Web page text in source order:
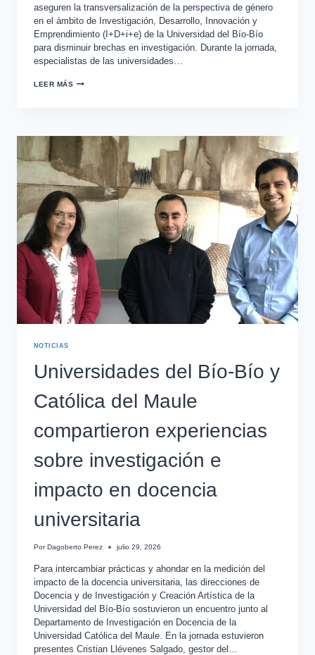
aseguren la transversalización de la perspectiva de género
en el ámbito de Investigación, Desarrollo, Innovación y
Emprendimiento (I+D+i+e) de la Universidad del Bío-Bío
para disminuir brechas en investigación. Durante la jornada,
especialistas de las universidades…
LEER MÁS
NOTICIAS
Universidades del Bío-Bío y
Católica del Maule
compartieron experiencias
sobre investigación e
impacto en docencia
universitaria
Por Dagoberto Perez julio 29, 2026
Para intercambiar prácticas y ahondar en la medición del
impacto de la docencia universitaria, las direcciones de
Docencia y de Investigación y Creación Artística de la
Universidad del Bío-Bío sostuvieron un encuentro junto al
Departamento de Investigación en Docencia de la
Universidad Católica del Maule. En la jornada estuvieron
presentes Cristian Llévenes Salgado, gestor del…